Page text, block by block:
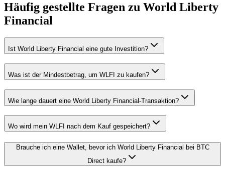
Häufig gestellte Fragen zu World Liberty
Financial
Ist World Liberty Financial eine gute Investition?
Was ist der Mindestbetrag, um WLFI zu kaufen?
Wie lange dauert eine World Liberty Financial-Transaktion?
Wo wird mein WLFI nach dem Kauf gespeichert?
Brauche ich eine Wallet, bevor ich World Liberty Financial bei BTC
Direct kaufe?